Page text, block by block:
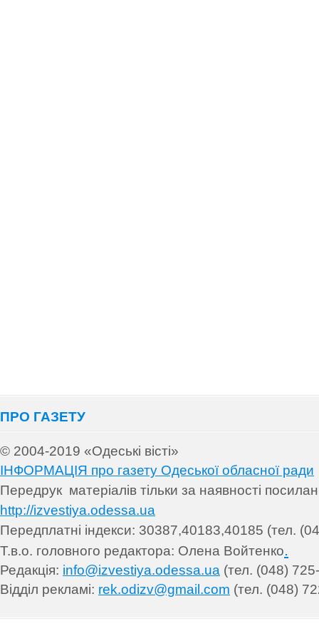
ПРО ГАЗЕТУ
© 2004-2019 «Одеські вісті»
ІНФОРМАЦІЯ про газету Одеської обласної ради
Передрук матеріалів тільки за наявності
http://izvestiya.odessa.ua
Передплатні індекси: 30387,40183,40185 (тел.
Т.в.о. головного редактора: Олена Войтенко.
Редакція: info@izvestiya.odessa.ua (тел. (048)
Відділ рекламі: rek.odizv@gmail.com (тел. (048)